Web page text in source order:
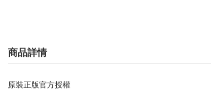
商品詳情
原裝正版官方授權